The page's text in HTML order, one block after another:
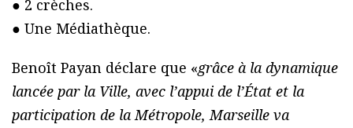
● 2 crèches.
● Une Médiathèque.
Benoît Payan déclare que «grâce à la dynamique
lancée par la Ville, avec l’appui de l’État et la
participation de la Métropole, Marseille va